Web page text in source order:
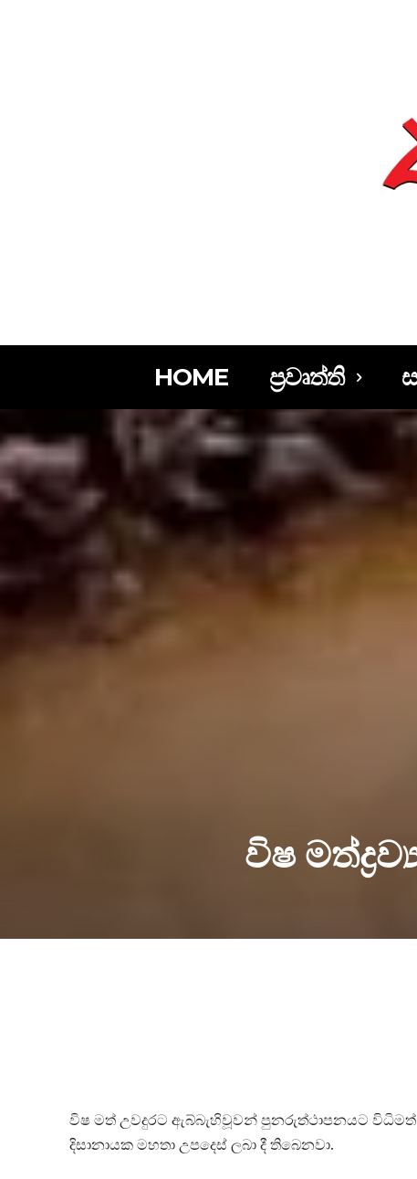
HOME ප්‍රවෘත්ති
විෂ
විෂ මත් උවදුරට ඇබ්බැහිවූවන් පුනරුත්ථාපනයට
දිසානායක මහතා උපදෙස් ලබා දී තිබෙනවා.